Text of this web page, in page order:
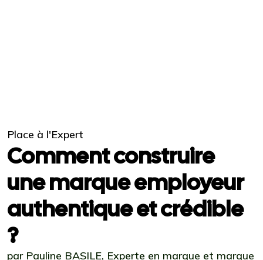
Place à l'Expert
Comment construire
une marque employeur
authentique et crédible
?
par Pauline BASILE, Experte en marque et marque